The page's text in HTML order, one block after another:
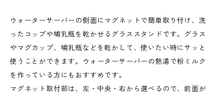
ウォーターサーバーの側面にマグネットで簡単取り付け、洗
ったコップや哺乳瓶を乾かせるグラススタンドです。グラス
やマグカップ、哺乳瓶などを乾かして、使いたい時にサッと
使うことができます。ウォーターサーバーの熱湯で粉ミルク
を作っている方にもおすすめです。
マグネット取付部は、左・中央・右から選べるので、前面が